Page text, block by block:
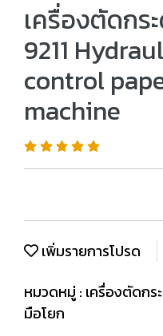
เครื่องตัดกร
9211
control
machine
เพิ่มรายการโปรด
หมวดหมู่ : เครื่องตัดกร
มือโยก